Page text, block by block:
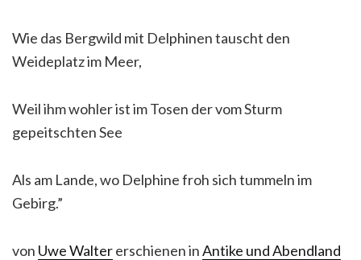
Wie das Bergwild mit Delphinen tauscht den
Weideplatz im Meer,
Weil ihm wohler ist im Tosen der vom Sturm
gepeitschten See
Als am Lande, wo Delphine froh sich tummeln im
Gebirg.”
von Uwe Waltererschienen inAntike und Abendland